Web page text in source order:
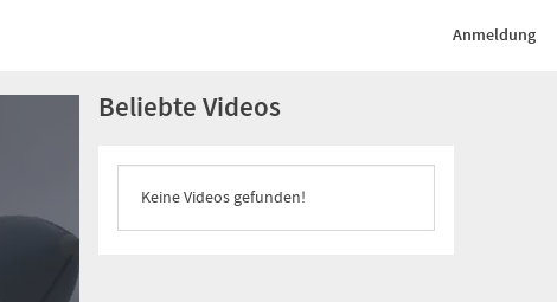
Anmeldung
Beliebte Videos
Keine Videos gefunden!